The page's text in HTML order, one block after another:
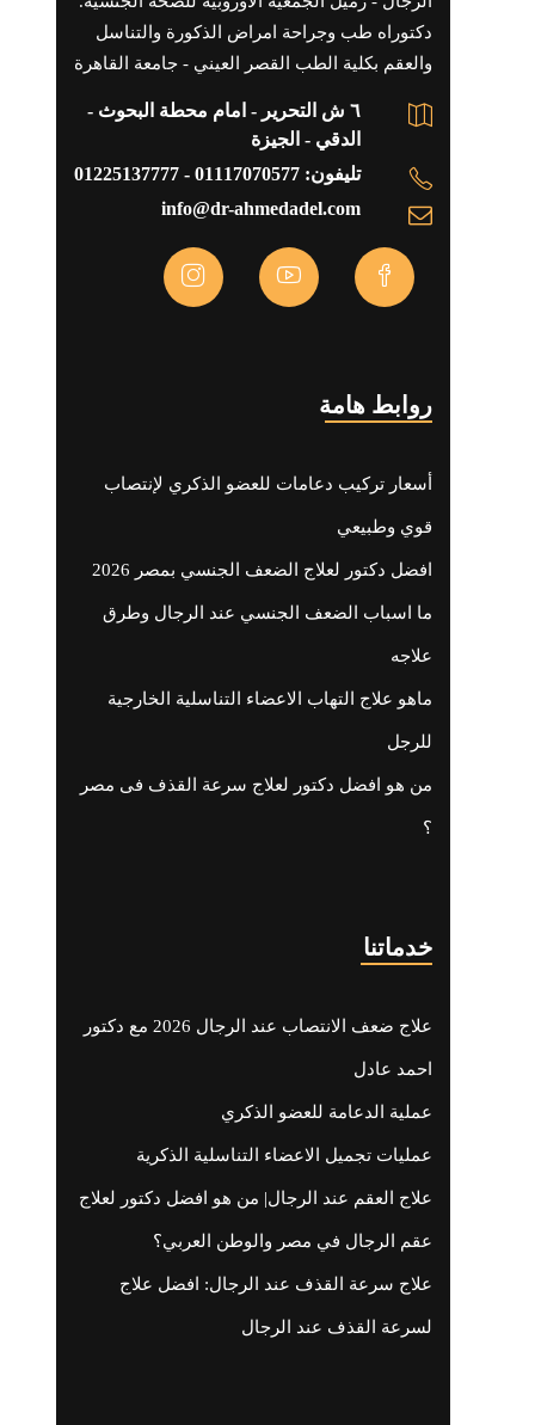
خدماتنا
علاج ضعف الانتصاب عند الرجال 2026 مع دكتور
احمد عادل
عملية الدعامة للعضو الذكري
عمليات تجميل الاعضاء التناسلية الذكرية
علاج العقم عند الرجال| من هو افضل دكتور لعلاج
عقم الرجال في مصر والوطن العربي؟
علاج سرعة القذف عند الرجال: افضل علاج
لسرعة القذف عند الرجال
روابط هامة
أسعار تركيب دعامات للعضو الذكري لإنتصاب
قوي وطبيعي
افضل دكتور لعلاج الضعف الجنسي بمصر 2026
ما اسباب الضعف الجنسي عند الرجال وطرق
علاجه
ماهو علاج التهاب الاعضاء التناسلية الخارجية
للرجل
من هو افضل دكتور لعلاج سرعة القذف فى مصر
؟
دكتوراه طب وجراحة امراض الذكورة والتناسل
والعقم بكلية الطب القصر العيني - جامعة القاهرة
٦ ش التحرير - امام محطة البحوث -
الدقي - الجيزة
تليفون: 01117070577 - 01225137777
info@dr-ahmedadel.com